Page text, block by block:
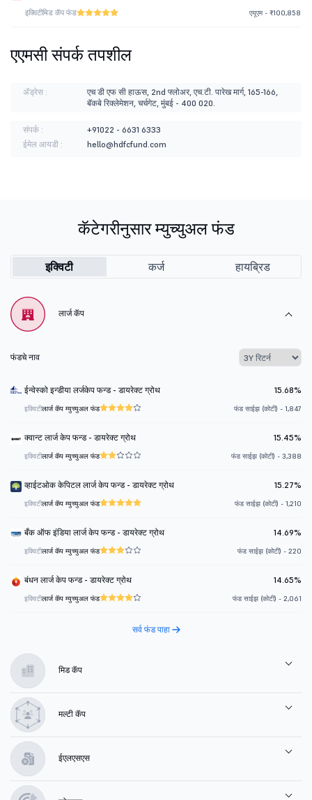
इक्विटीमिड कॅप फंड एयूएम - ₹100,858
एएमसी संपर्क तपशील
ॲड्रेस :
एच डी एफ सी हाऊस, 2nd फ्लोअर, एच.टी. पारेख मार्ग, 165-166,
बॅकबे रिक्लेमेशन, चर्चगेट, मुंबई - 400 020.
संपर्क :
+91022 - 6631 6333
ईमेल आयडी :
hello@hdfcfund.com
कॅटेगरीनुसार म्युच्युअल फंड
इक्विटी कर्ज हायब्रिड
लार्ज कॅप
फंडचे नाव
ईन्वेस्को इन्डीया लर्जकेप फन्ड - डायरेक्ट ग्रोथ 15.68%
इक्विटीलार्ज कॅप म्युच्युअल फंड फंड साईझ (कोटी) - 1,847
क्वान्ट लार्ज केप फन्ड - डायरेक्ट ग्रोथ 15.45%
इक्विटीलार्ज कॅप म्युच्युअल फंड फंड साईझ (कोटी) - 3,388
व्हाईटओक केपिटल लार्ज केप फन्ड - डायरेक्ट ग्रोथ 15.27%
इक्विटीलार्ज कॅप म्युच्युअल फंड फंड साईझ (कोटी) - 1,210
बँक ऑफ इंडिया लार्ज केप फन्ड - डायरेक्ट ग्रोथ 14.69%
इक्विटीलार्ज कॅप म्युच्युअल फंड फंड साईझ (कोटी) - 220
बंधन लार्ज केप फन्ड - डायरेक्ट ग्रोथ 14.65%
इक्विटीलार्ज कॅप म्युच्युअल फंड फंड साईझ (कोटी) - 2,061
सर्व फंड पाहा
मिड कॅप
मल्टी कॅप
ईएलएसएस